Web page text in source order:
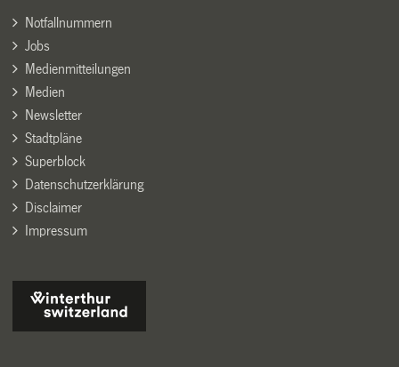
Notfallnummern
Jobs
Medienmitteilungen
Medien
Newsletter
Stadtpläne
Superblock
Datenschutzerklärung
Disclaimer
Impressum